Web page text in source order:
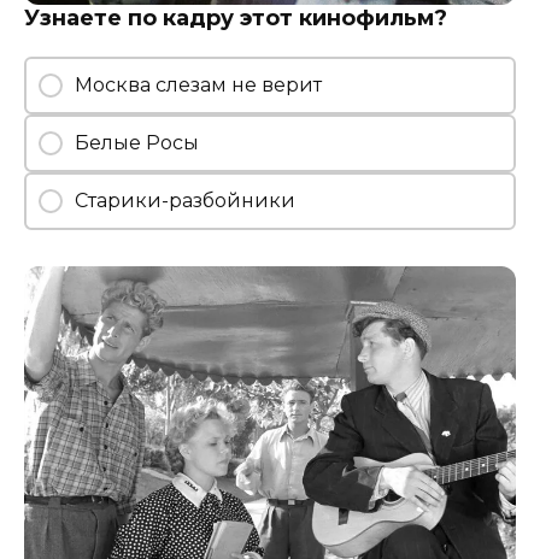
Узнаете по кадру этот кинофильм?
Москва слезам не верит
Белые Росы
Старики-разбойники